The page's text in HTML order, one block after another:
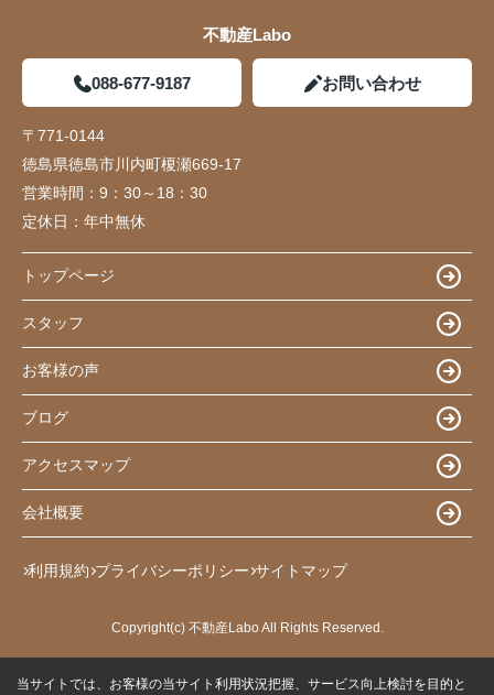
不動産Labo
088-677-9187 お問い合わせ
〒771-0144
徳島県徳島市川内町榎瀬669-17
営業時間： 9：30～18：30
定休日： 年中無休
トップページ
スタッフ
お客様の声
ブログ
アクセスマップ
会社概要
利用規約 プライバシーポリシー サイトマップ
Copyright(c) 不動産Labo All Rights Reserved.
当サイトでは、お客様の当サイト利用状況把握、サービス向上検討を目的と